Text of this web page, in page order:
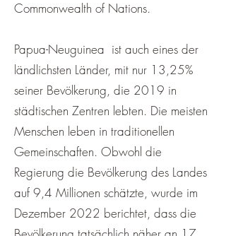
Commonwealth of Nations.
Papua-Neuguinea ist auch eines der
ländlichsten Länder, mit nur 13,25%
seiner Bevölkerung, die 2019 in
städtischen Zentren lebten. Die meisten
Menschen leben in traditionellen
Gemeinschaften. Obwohl die
Regierung die Bevölkerung des Landes
auf 9,4 Millionen schätzte, wurde im
Dezember 2022 berichtet, dass die